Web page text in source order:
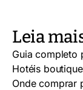
Leia
Guia completo
Hotéis
Onde comprar